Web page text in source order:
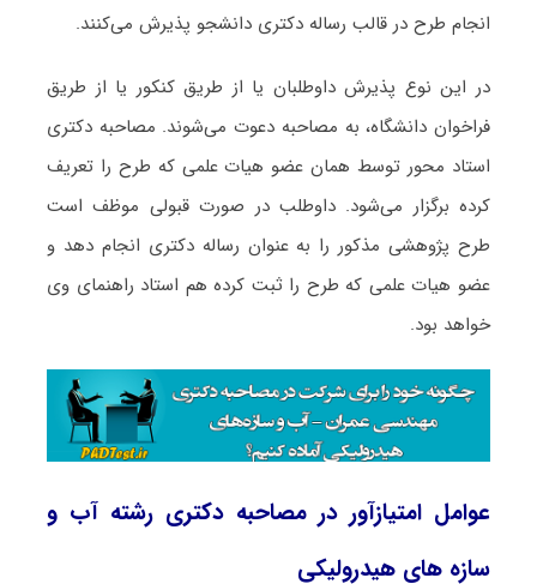
انجام طرح در قالب رساله دکتری دانشجو پذیرش می‌کنند.
در این نوع پذیرش داوطلبان یا از طریق کنکور یا از طریق
فراخوان دانشگاه، به مصاحبه دعوت می‌شوند. مصاحبه دکتری
استاد محور توسط همان عضو هیات علمی که طرح را تعریف
کرده برگزار می‌شود. داوطلب در صورت قبولی موظف است
طرح پژوهشی مذکور را به عنوان رساله دکتری انجام دهد و
عضو هیات علمی که طرح را ثبت کرده هم استاد راهنمای وی
خواهد بود.
عوامل امتیازآور در مصاحبه دکتری رشته آب و
سازه‎‌ های هیدرولیکی